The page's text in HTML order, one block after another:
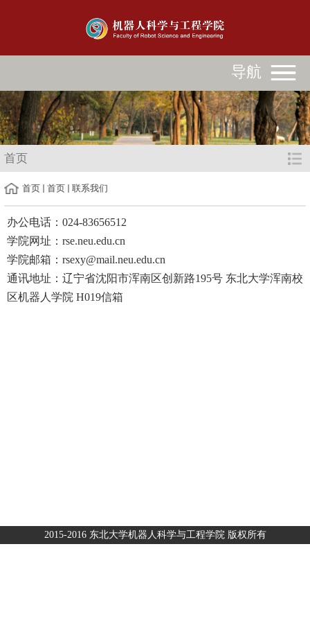
导航
首页
首页 首页 联系我们
办公电话： 024-83656512
学院网址： rse.neu.edu.cn
学院邮箱： rsexy@mail.neu.edu.cn
通讯地址：辽宁省沈阳市浑南区创新路195号 东北大学浑南校
区机器人学院 H019信箱
2015-2016 东北大学机器人科学与工程学院 版权所有